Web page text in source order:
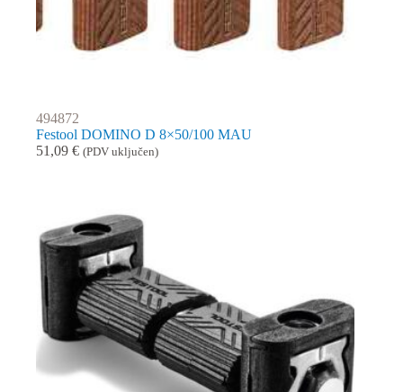
494872
Festool DOMINO D 8×50/100 MAU
51,09 € (PDV uključen)